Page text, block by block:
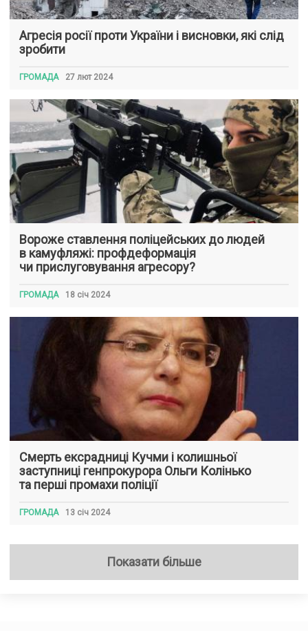
Агресія росії проти України і висновки, які слід
зробити
ГРОМАДА 27 лют 2024
Вороже ставлення поліцейських до людей
в камуфляжі: профдеформація
чи прислуговування агресору?
ГРОМАДА 18 січ 2024
Смерть ексрадниці Кучми і колишньої
заступниці генпрокурора Ольги Колінько
та перші промахи поліції
ГРОМАДА 13 січ 2024
Показати більше